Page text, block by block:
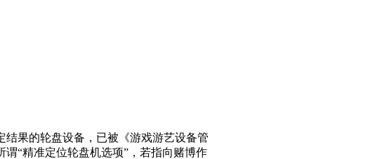
果的轮盘设备，已被《游戏游艺设备管
“精准定位轮盘机选项”，若指向赌博作